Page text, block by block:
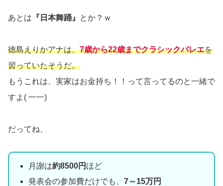
あとは 『日本舞踊』 とか？ｗ
徳島えりかアナは、7歳から22歳までクラシックバレエを
習っていたそうだ。
もうこれは、実家はお金持ち！！って言ってるのと一緒で
すよ( 一一)
だってね、
月謝は約8500円 ほど
発表会の参加費だけでも、7～15万円